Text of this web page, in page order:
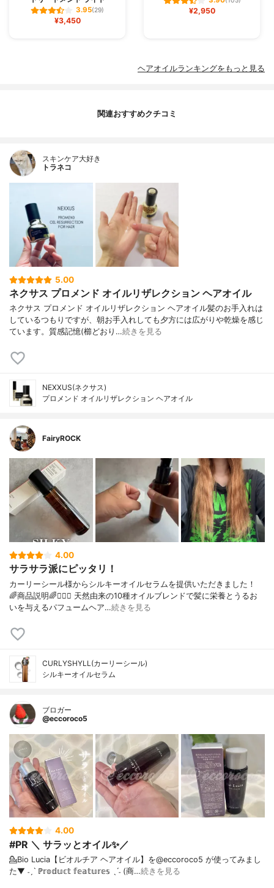
3.95(29)
¥3,450
¥2,950
ヘアオイルランキングをもっと見る
関連おすすめクチコミ
スキンケア大好き
トラネコ
5.00
ネクサス プロメンド オイルリザレクション ヘアオイル
ネクサス プロメンド オイルリザレクション ヘアオイル髪のお手入れは
しているつもりですが、朝お手入れしても夕方には広がりや乾燥を感じ
ています。質感記憶(櫛どおり…続きを見る
NEXXUS(ネクサス)
プロメンド オイルリザレクション ヘアオイル
FairyROCK
4.00
サラサラ派にピッタリ！
カーリーシール様からシルキーオイルセラムを提供いただきました！
🌈商品説明🌈💇🏻‍♀️ 天然由来の10種オイルブレンドで髪に栄養とうるお
いを与えるパフュームヘア…続きを見る
CURLYSHYLL(カーリーシール)
シルキーオイルセラム
ブロガー
@eccoroco5
4.00
#PR ＼ サラッとオイル✨／
💁Bio Lucia【ビオルチア ヘアオイル】を@eccoroco5 が使ってみまし
た⁡⁡⁡⁡▼⁡⁡ ˗ˏˋ ℙ𝕣𝕠𝕕𝕦𝕔𝕥 𝕗𝕖𝕒𝕥𝕦𝕣𝕖𝕤 ˎˊ˗ (商…続きを見る